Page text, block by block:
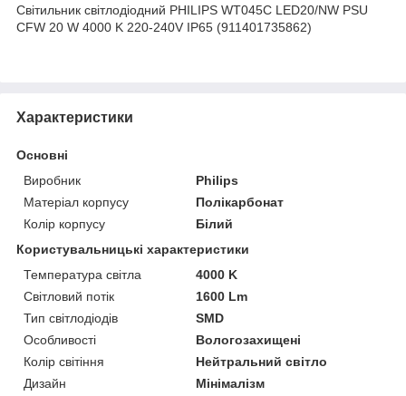
Світильник світлодіодний PHILIPS WT045C LED20/NW PSU
CFW 20 W 4000 K 220-240V IP65 (911401735862)
Характеристики
Основні
Виробник
Philips
Матеріал корпусу
Полікарбонат
Колір корпусу
Білий
Користувальницькі характеристики
Температура світла
4000 K
Світловий потік
1600 Lm
Тип світлодіодів
SMD
Особливості
Вологозахищені
Колір світіння
Нейтральний світло
Дизайн
Мінімалізм